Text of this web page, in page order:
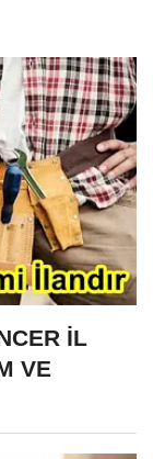
İL
VE